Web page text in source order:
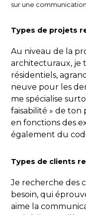
sur une
Types de projets
Au niveau de la
architecturaux, je
résidentiels,
neuve pour les
me spécialise
faisabilité » de
en fonctions des
également du
Types de clients
Je recherche des
besoin, qui
aime la